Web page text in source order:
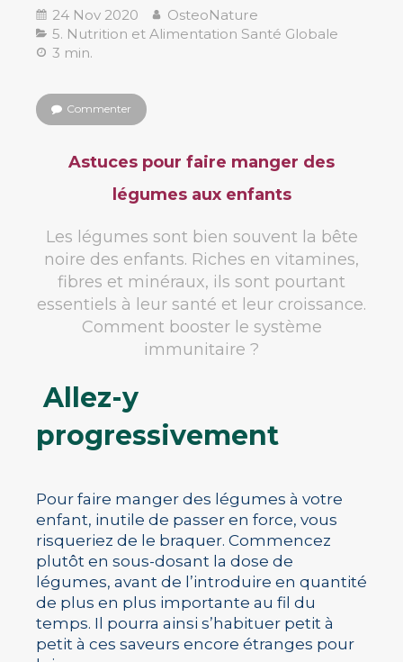
24 Nov 2020
OsteoNature
5. Nutrition et Alimentation Santé Globale
3 min.
Commenter
Astuces pour faire manger des
légumes aux enfants
Les légumes sont bien souvent la bête
noire des enfants. Riches en vitamines,
fibres et minéraux, ils sont pourtant
essentiels à leur santé et leur croissance.
Comment booster le système
immunitaire ?
Allez-y
progressivement
Pour faire manger des légumes à votre
enfant, inutile de passer en force, vous
risqueriez de le braquer. Commencez
plutôt en sous-dosant la dose de
légumes, avant de l’introduire en quantité
de plus en plus importante au fil du
temps. Il pourra ainsi s’habituer petit à
petit à ces saveurs encore étranges pour